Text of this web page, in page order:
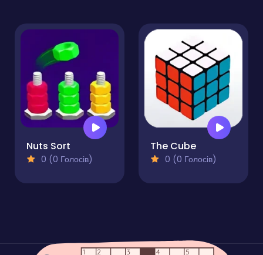
Nuts Sort
0 (0 Голосів)
The Cube
0 (0 Голосів)